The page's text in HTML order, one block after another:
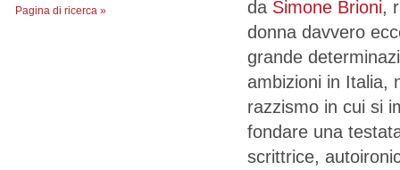
Pagina di ricerca »
da Simone Brioni,
donna davvero
grande
ambizioni in Italia,
razzismo in cui si
fondare una
scrittrice,